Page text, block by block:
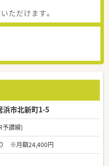
ただけます。
浜市北新町1-5
予讃線)
※月額24,400円